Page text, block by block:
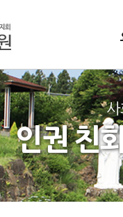
인권 친